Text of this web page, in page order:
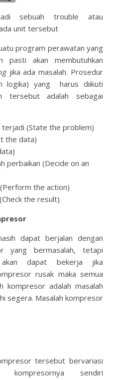
sebuah trouble atau
unit tersebut
program perawatan yang
pasti akan membutuhkan
jika ada masalah. Prosedur
logika) yang harus diikuti
tersebut adalah sebagai
terjadi (State the problem)
the data)
perbaikan (Decide on an
the action)
the result)
dapat berjalan dengan
yang bermasalah, tetapi
dapat bekerja jika
rusak maka semua
kompresor adalah masalah
segera. Masalah kompresor
tersebut bervariasi
sendiri